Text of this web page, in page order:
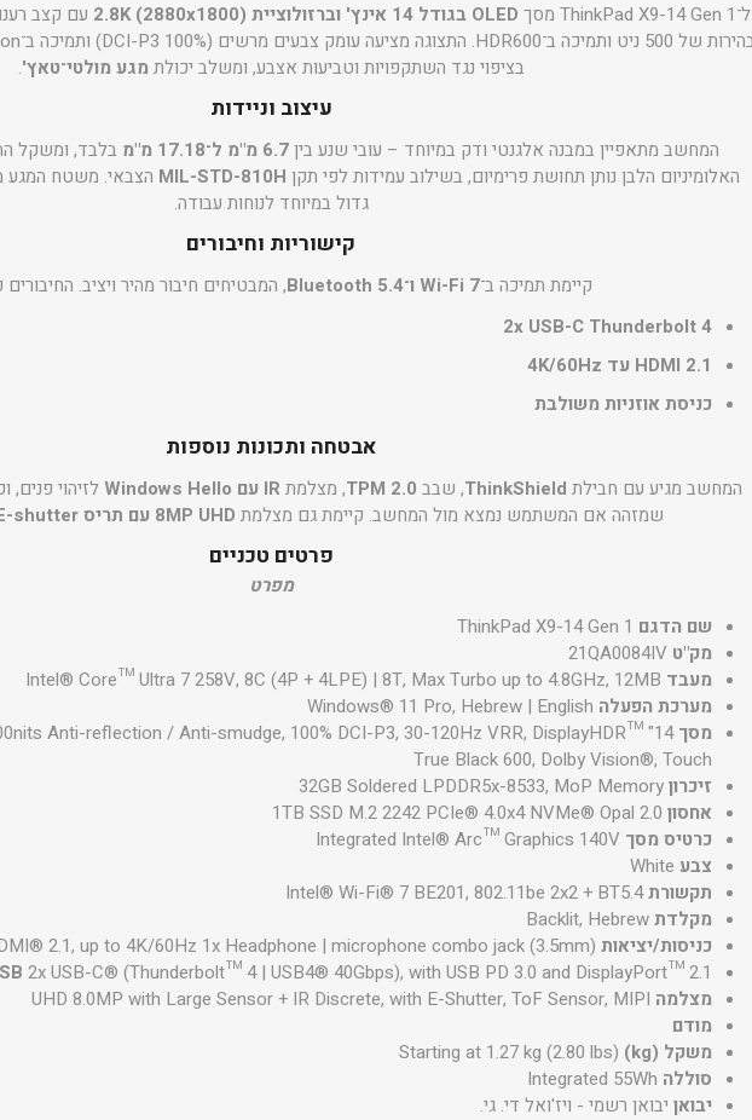
ל־ThinkPad X9-14 Gen 1 מסך OLED בגודל 14 אינץ' וברזולוציית 2.8K (2880x1800)
בציפוי נגד השתקפויות וטביעות אצבע, ומשלב יכולת מגע מולטי־טאץ'.
עיצוב וניידות
המחשב מתאפיין במבנה אלגנטי ודק במיוחד – עובי שנע בין6.7 מ"מ ל־17.18 מ"מ בלבד, ומשקל
האלומיניום הלבן נותן תחושת פרימיום, בשילוב עמידות לפי תקן MIL-STD-810H הצבאי. משטח המגע
גדול במיוחד לנוחות עבודה.
קישוריות וחיבורים
קיימת תמיכה ב־Wi-Fi 7 ו־Bluetooth 5.4
, המבטיחים חיבור מהיר ויציב. החיבורים
2x USB-C Thunderbolt 4
HDMI 2.1 עד 4K/60Hz
כניסת אוזניות משולבת
אבטחה ותכונות נוספות
המחשב מגיע עם חבילת ThinkShield, שבב TPM 2.0, מצלמת IR עם Windows Hello
שמזהה אם המשתמש נמצא מול המחשב. קיימת גם מצלמת 8MP UHD עם תריס E-shutter
פרטים טכניים
מפרט
שם הדגם ThinkPad X9-14 Gen 1
מק"ט 21QA0084IV
מעבד Intel® Core™ Ultra 7 258V, 8C (4P + 4LPE) | 8T, Max Turbo up to 4.8GHz, 12MB
מערכת הפעלה Windows® 11 Pro, Hebrew | English
מסך
500nits Anti-reflection / Anti-smudge, 100% DCI-P3, 30-120Hz VRR, DisplayHDR™
True Black 600, Dolby Vision®, Touch
זיכרון32GB Soldered LPDDR5x-8533, MoP Memory
אחסון 1TB SSD M.2 2242 PCIe® 4.0x4 NVMe® Opal 2.0
כרטיס מסך Integrated Intel® Arc™ Graphics 140V
צבע White
תקשורתIntel® Wi-Fi® 7 BE201, 802.11be 2x2 + BT5.4
מקלדתBacklit, Hebrew
כניסות/יציאות 2.1, up to 4K/60Hz 1x Headphone | microphone combo jack (3.5mm)
2x USB-C® (Thunderbolt™ 4 | USB4® 40Gbps), with USB PD 3.0 and DisplayPort™ 2.1
מצלמה UHD 8.0MP with Large Sensor + IR Discrete, with E-Shutter, ToF Sensor, MIPI
מודם
משקל (kg)
Starting at 1.27 kg (2.80 lbs)
סוללה Integrated 55Wh
יבואן יבואן רשמי - ויז'ואל די. גי.